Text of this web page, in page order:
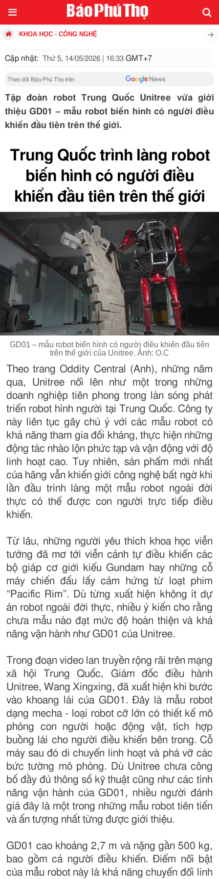
KHOA HỌC - CÔNG NGHỆ
Cập nhật: Thứ 5, 14/05/2026 | 16:33 GMT+7
Theo dõi Báo Phú Thọ trên
Tập đoàn robot Trung Quốc Unitree vừa giới
thiệu GD01 – mẫu robot biến hình có người điều
khiển đầu tiên trên thế giới.
Trung Quốc trình làng robot
biến hình có người điều
khiển đầu tiên trên thế giới
GD01 – mẫu robot biến hình có người điều khiển đầu tiên
trên thế giới của Unitree. Ảnh: O.C
Theo trang Oddity Central (Anh), những năm
qua, Unitree nổi lên như một trong những
doanh nghiệp tiên phong trong làn sóng phát
triển robot hình người tại Trung Quốc. Công ty
này liên tục gây chú ý với các mẫu robot có
khả năng tham gia đối kháng, thực hiện những
động tác nhào lộn phức tạp và vận động với độ
linh hoạt cao. Tuy nhiên, sản phẩm mới nhất
của hãng vẫn khiến giới công nghệ bất ngờ khi
lần đầu trình làng một mẫu robot ngoài đời
thực có thể được con người trực tiếp điều
khiển.
Từ lâu, những người yêu thích khoa học viễn
tưởng đã mơ tới viễn cảnh tự điều khiển các
bộ giáp cơ giới kiểu Gundam hay những cỗ
máy chiến đấu lấy cảm hứng từ loạt phim
“Pacific Rim”. Dù từng xuất hiện không ít dự
án robot ngoài đời thực, nhiều ý kiến cho rằng
chưa mẫu nào đạt mức độ hoàn thiện và khả
năng vận hành như GD01 của Unitree.
Trong đoạn video lan truyền rộng rãi trên mạng
xã hội Trung Quốc, Giám đốc điều hành
Unitree, Wang Xingxing, đã xuất hiện khi bước
vào khoang lái của GD01. Đây là mẫu robot
dạng mecha - loại robot cỡ lớn có thiết kế mô
phỏng con người hoặc động vật, tích hợp
buồng lái cho người điều khiển bên trong. Cỗ
máy sau đó di chuyển linh hoạt và phá vỡ các
bức tường mô phỏng. Dù Unitree chưa công
bố đầy đủ thông số kỹ thuật cũng như các tính
năng vận hành của GD01, nhiều người đánh
giá đây là một trong những mẫu robot tiên tiến
và ấn tượng nhất từng được giới thiệu.
GD01 cao khoảng 2,7 m và nặng gần 500 kg,
bao gồm cả người điều khiển. Điểm nổi bật
của mẫu robot này là khả năng chuyển đổi linh